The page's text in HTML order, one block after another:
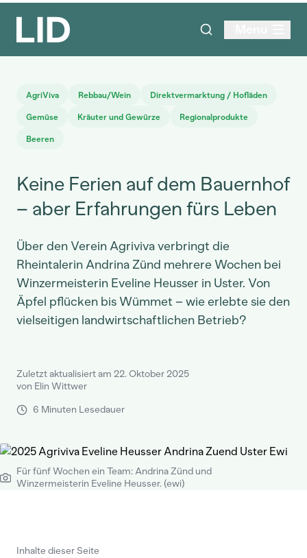
AgriViva Rebbau/Wein Direktvermarktung / Hofläden
Gemüse Kräuter und Gewürze Regionalprodukte
Beeren
Keine Ferien auf dem Bauernhof
– aber Erfahrungen fürs Leben
Über den Verein Agriviva verbringt die
Rheintalerin Andrina Zünd mehrere Wochen bei
Winzermeisterin Eveline Heusser in Uster. Von
Äpfel pflücken bis Wümmet – wie erlebte sie den
vielseitigen landwirtschaftlichen Betrieb?
Zuletzt aktualisiert am 22. Oktober 2025
von Elin Wittwer
6 Minuten Lesedauer
Für fünf Wochen ein Team: Andrina Zünd und
Winzermeisterin Eveline Heusser. (ewi)
Inhalte dieser Seite